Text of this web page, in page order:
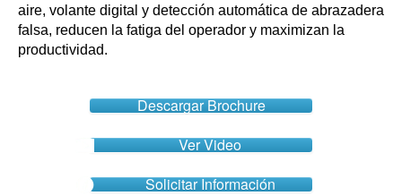
aire, volante digital y detección automática de abrazadera
falsa, reducen la fatiga del operador y maximizan la
productividad.
Descargar Brochure
Ver Video
Solicitar Información